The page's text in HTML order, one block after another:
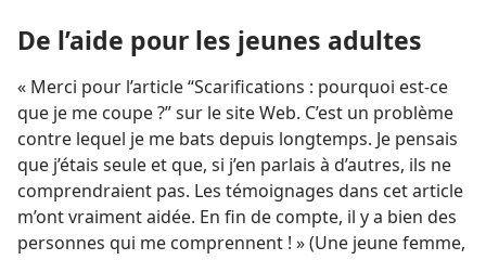
De l’aide pour les jeunes adultes
« Merci pour l’article “Scarifications : pourquoi est-ce
que je me coupe ?” sur le site Web. C’est un problème
contre lequel je me bats depuis longtemps. Je pensais
que j’étais seule et que, si j’en parlais à d’autres, ils ne
comprendraient pas. Les témoignages dans cet article
m’ont vraiment aidée. En fin de compte, il y a bien des
personnes qui me comprennent ! » (Une jeune femme,